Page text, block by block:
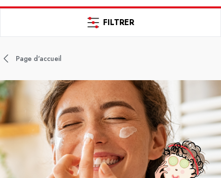
FILTRER
Page d'accueil